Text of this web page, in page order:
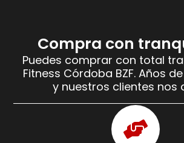
Compra con
Puedes comprar con total
Fitness Córdoba BZF. Años
y nuestros clientes nos